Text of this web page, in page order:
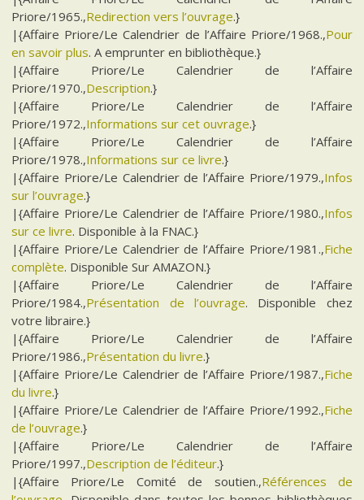
Priore/1965.,Redirection vers l’ouvrage.}
|{Affaire Priore/Le Calendrier de l’Affaire Priore/1968.,Pour
en savoir plus. A emprunter en bibliothèque.}
|{Affaire Priore/Le Calendrier de l’Affaire
Priore/1970.,Description.}
|{Affaire Priore/Le Calendrier de l’Affaire
Priore/1972.,Informations sur cet ouvrage.}
|{Affaire Priore/Le Calendrier de l’Affaire
Priore/1978.,Informations sur ce livre.}
|{Affaire Priore/Le Calendrier de l’Affaire Priore/1979.,Infos
sur l’ouvrage.}
|{Affaire Priore/Le Calendrier de l’Affaire Priore/1980.,Infos
sur ce livre. Disponible à la FNAC.}
|{Affaire Priore/Le Calendrier de l’Affaire Priore/1981.,Fiche
complète. Disponible Sur AMAZON.}
|{Affaire Priore/Le Calendrier de l’Affaire
Priore/1984.,Présentation de l’ouvrage. Disponible chez
votre libraire.}
|{Affaire Priore/Le Calendrier de l’Affaire
Priore/1986.,Présentation du livre.}
|{Affaire Priore/Le Calendrier de l’Affaire Priore/1987.,Fiche
du livre.}
|{Affaire Priore/Le Calendrier de l’Affaire Priore/1992.,Fiche
de l’ouvrage.}
|{Affaire Priore/Le Calendrier de l’Affaire
Priore/1997.,Description de l’éditeur.}
|{Affaire Priore/Le Comité de soutien.,Références de